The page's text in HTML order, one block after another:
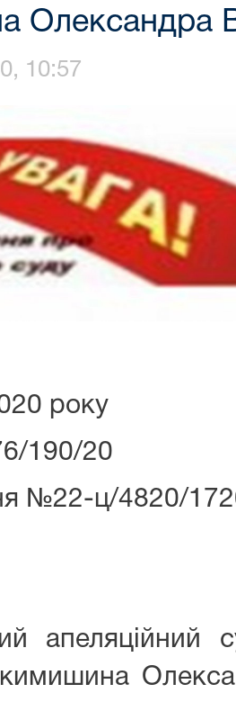
Олександра
10:57
року
190/20
№22-ц/4820/
апеляційний